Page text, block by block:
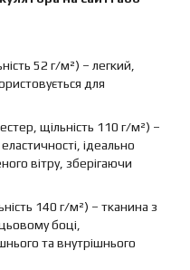
52 г/м²) – легкий,
для
щільність 110 г/м²) –
ідеально
вітру, зберігаючи
140 г/м²) – тканина з
боці,
та внутрішнього